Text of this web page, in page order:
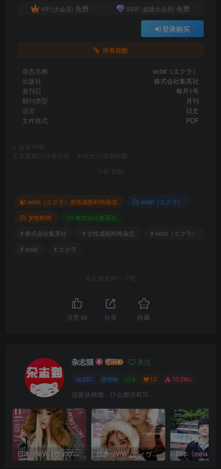
VIP (大会员) 免费 SVIP (超级大会员) 免费
登录购买
所有期数
杂志名称
eclat（エクラ）
出版社
株式会社集英社
发刊日
每月1号
期刊类型
月刊
语言
日文
文件格式
PDF
版权声明
文章版权归作者所有，未经允许请勿转载。
THE END
eclat（エクラ）女性成熟时尚杂志
eclat（エクラ）
女性时尚
株式会社集英社
# 株式会社集英社
# 女性成熟时尚杂志
# eclat（エクラ）
# eclat
# エクラ
喜欢就支持一下吧
点赞 99 分享 收藏
杂志猫 关注
287 696 9 12 70.3W+
这家伙很懒，什么都没有写...
日本《ViVi（ヴィヴィ）》女性流行时尚杂志 PDF电子版【2025年·全年订阅】 日本《ViVi（ヴィヴィ）》女性流行时尚杂志 PDF电子版【2024年·全年订阅】